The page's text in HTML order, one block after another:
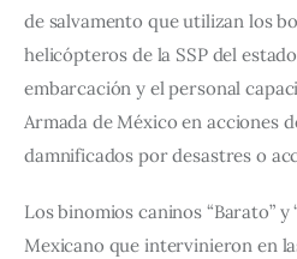
de salvamento que utilizan los
helicópteros de la SSP del
embarcación y el personal
Armada de México en acciones
damnificados por desastres o
Los binomios caninos “Barato” y
Mexicano que intervinieron en